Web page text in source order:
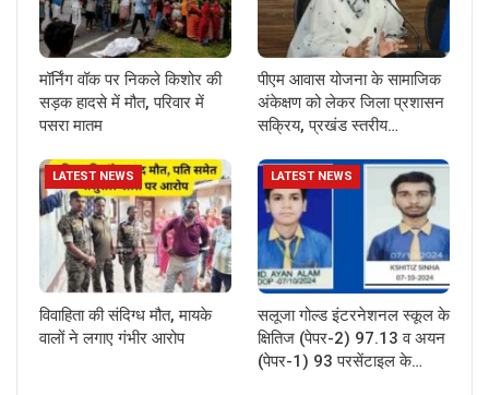
मॉर्निंग वॉक पर निकले किशोर की
सड़क हादसे में मौत, परिवार में
पसरा मातम
पीएम आवास योजना के सामाजिक
अंकेक्षण को लेकर जिला प्रशासन
सक्रिय, प्रखंड स्तरीय…
LATEST NEWS
विवाहिता की संदिग्ध मौत, मायके
वालों ने लगाए गंभीर आरोप
LATEST NEWS
सलूजा गोल्ड इंटरनेशनल स्कूल के
क्षितिज (पेपर-2) 97.13 व अयन
(पेपर-1) 93 परसेंटाइल के…